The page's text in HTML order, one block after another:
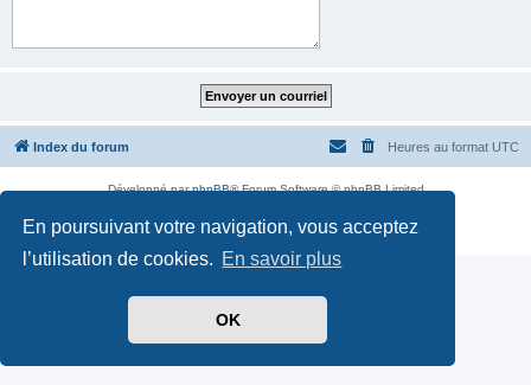
En poursuivant votre navigation, vous acceptez
l’utilisation de cookies. En savoir plus
OK
Index du forum Heures au format UTC
Développé parphpBB® Forum Software © phpBB Limited
Confidentialité| Conditions